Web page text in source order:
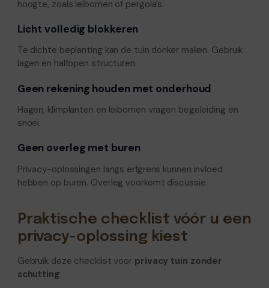
hoogte, zoals leibomen of pergola’s.
Licht volledig blokkeren
Te dichte beplanting kan de tuin donker maken. Gebruik
lagen en halfopen structuren.
Geen rekening houden met onderhoud
Hagen, klimplanten en leibomen vragen begeleiding en
snoei.
Geen overleg met buren
Privacy-oplossingen langs erfgrens kunnen invloed
hebben op buren. Overleg voorkomt discussie.
Praktische checklist vóór u een
privacy-oplossing kiest
Gebruik deze checklist voor privacy tuin zonder
schutting: